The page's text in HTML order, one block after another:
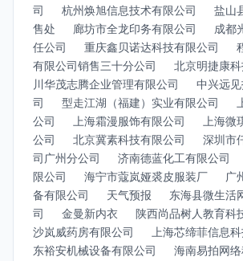
司
杭州焕旭信息技术有限公司
盐山
售处
廊坊市全龙印务有限公司
成都
任公司
重庆鑫贝诺达科技有限公司
有限公司销售三十分公司
北京明捷康
川华茂志腾企业管理有限公司
中兴远
司
型走江湖（福建）实业有限公司
公司
上海霜漫服饰有限公司
上海微
公司
北京冀素科技有限公司
深圳市
司广州分公司
济南德蓝化工有限公司
限公司
海宁市蔻岚娅裘皮服装厂
广
备有限公司
天气预报
东海县微生活
司
金曼新内衣 陕西尚品树人教育科
沙岚威药房有限公司
上海芯缔菲信息
东裕安机械设备有限公司
海南易拍网